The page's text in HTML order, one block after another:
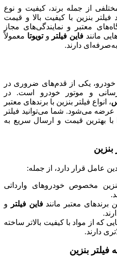
از جمله برند، کیفیت و نوع
بنزین با کیفیت بالا و قیمت
معتبر و نمایندگی‌های مجاز
مانند فاین فیلتر وتویوتا معمولاً
دارند.
خودرو، یکی از قدم‌های ضروری در
و موتور خودرو است. در
، انواع فیلتر بنزین با برندهای معتبر
می‌شود. شما می‌توانید فیلتر
بهترین قیمت و ارسال سریع به
عامل قرار دارد، از جمله:
مخصوص خودروهای وارداتی
برندهای معتبر مانندفاین فیلتر
و
که از مواد با کیفیت بالاتر ساخته
دارند.
بنزین